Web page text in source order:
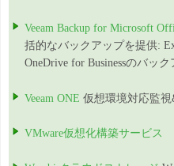
Veeam Backup for Microsoft
括的なバックアップを提供:
OneDrive for Businessのバッ
Veeam ONE 仮想環境対応監
VMware仮想化構築サービス